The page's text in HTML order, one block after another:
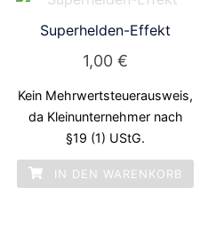
Superhelden-Effekt
1,00€
Kein Mehrwertsteuerausweis,
da Kleinunternehmer nach
§19 (1) UStG.
IN DEN WARENKORB